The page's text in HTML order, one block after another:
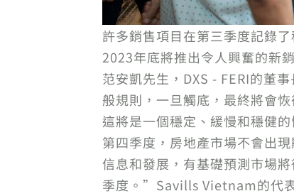
許多銷售項目在第三季度記錄
2023年底將推出令人興奮的新
范安凱先生，DXS - FERI的董
般規則，一旦觸底，最終將會
這將是一個穩定、緩慢和穩健
第四季度，房地產市場不會出
信息和發展，有基礎預測市場
季度。”Savills Vietnam的代